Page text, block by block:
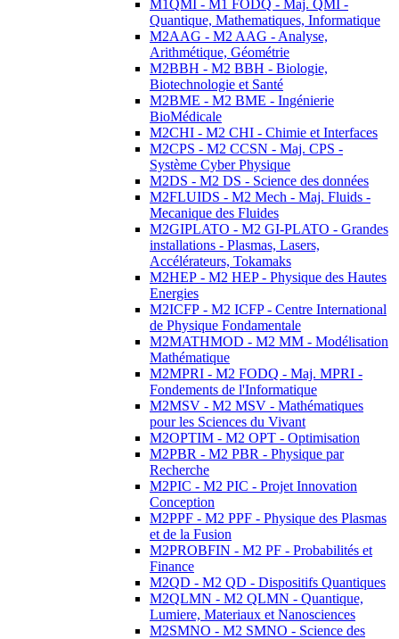
M1QMI - M1 FODQ - Maj. QMI -
Quantique, Mathematiques, Informatique
M2AAG - M2 AAG - Analyse,
Arithmétique, Géométrie
M2BBH - M2 BBH - Biologie,
Biotechnologie et Santé
M2BME - M2 BME - Ingénierie
BioMédicale
M2CHI - M2 CHI - Chimie et Interfaces
M2CPS - M2 CCSN - Maj. CPS -
Système Cyber Physique
M2DS - M2 DS - Science des données
M2FLUIDS - M2 Mech - Maj. Fluids -
Mecanique des Fluides
M2GIPLATO - M2 GI-PLATO - Grandes
installations - Plasmas, Lasers,
Accélérateurs, Tokamaks
M2HEP - M2 HEP - Physique des Hautes
Energies
M2ICFP - M2 ICFP - Centre International
de Physique Fondamentale
M2MATHMOD - M2 MM - Modélisation
Mathématique
M2MPRI - M2 FODQ - Maj. MPRI -
Fondements de l'Informatique
M2MSV - M2 MSV - Mathématiques
pour les Sciences du Vivant
M2OPTIM - M2 OPT - Optimisation
M2PBR - M2 PBR - Physique par
Recherche
M2PIC - M2 PIC - Projet Innovation
Conception
M2PPF - M2 PPF - Physique des Plasmas
et de la Fusion
M2PROBFIN - M2 PF - Probabilités et
Finance
M2QD - M2 QD - Dispositifs Quantiques
M2QLMN - M2 QLMN - Quantique,
Lumiere, Materiaux et Nanosciences
M2SMNO - M2 SMNO - Science des